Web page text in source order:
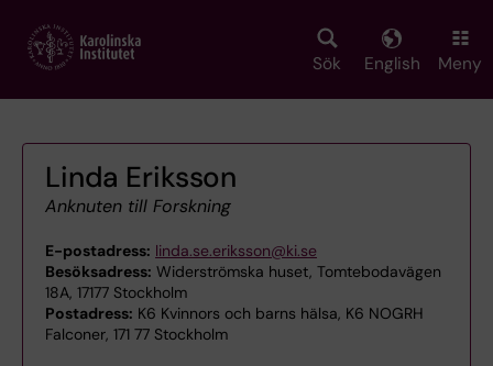
main
Sök English Meny
Linda Eriksson
Anknuten till Forskning
E-postadress: linda.se.eriksson@ki.se
Besöksadress: Widerströmska huset, Tomtebodavägen
18A, 17177 Stockholm
Postadress: K6 Kvinnors och barns hälsa, K6 NOGRH
Falconer, 171 77 Stockholm